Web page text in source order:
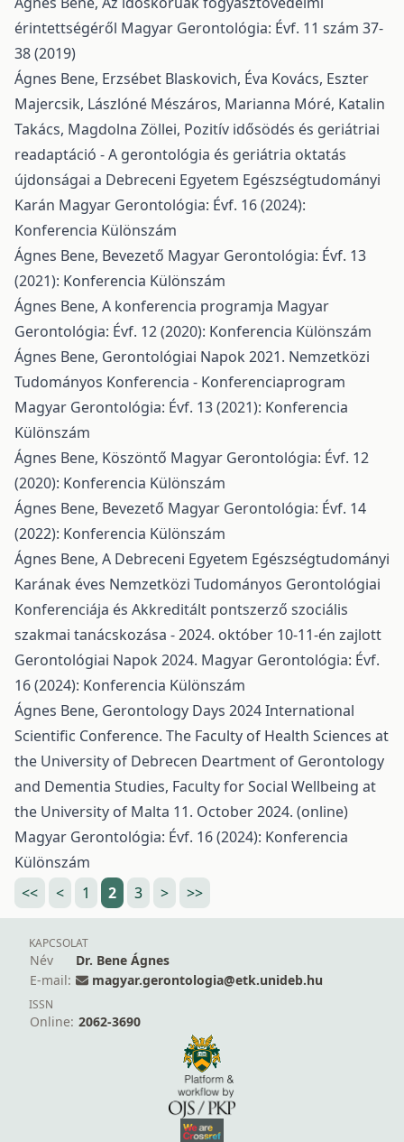
érintettségéről Magyar Gerontológia: Évf. 11 szám 37-
38 (2019)
Ágnes Bene, Erzsébet Blaskovich, Éva Kovács, Eszter
Majercsik, Lászlóné Mészáros, Marianna Móré, Katalin
Takács, Magdolna Zöllei, Pozitív idősödés és geriátriai
readaptáció - A gerontológia és geriátria oktatás
újdonságai a Debreceni Egyetem Egészségtudományi
Karán Magyar Gerontológia: Évf. 16 (2024):
Konferencia Különszám
Ágnes Bene, Bevezető Magyar Gerontológia: Évf. 13
(2021): Konferencia Különszám
Ágnes Bene, A konferencia programja Magyar
Gerontológia: Évf. 12 (2020): Konferencia Különszám
Ágnes Bene, Gerontológiai Napok 2021. Nemzetközi
Tudományos Konferencia - Konferenciaprogram
Magyar Gerontológia: Évf. 13 (2021): Konferencia
Különszám
Ágnes Bene, Köszöntő Magyar Gerontológia: Évf. 12
(2020): Konferencia Különszám
Ágnes Bene, Bevezető Magyar Gerontológia: Évf. 14
(2022): Konferencia Különszám
Ágnes Bene, A Debreceni Egyetem Egészségtudományi
Karának éves Nemzetközi Tudományos Gerontológiai
Konferenciája és Akkreditált pontszerző szociális
szakmai tanácskozása - 2024. október 10-11-én zajlott
Gerontológiai Napok 2024. Magyar Gerontológia: Évf.
16 (2024): Konferencia Különszám
Ágnes Bene, Gerontology Days 2024 International
Scientific Conference. The Faculty of Health Sciences at
the University of Debrecen Deartment of Gerontology
and Dementia Studies, Faculty for Social Wellbeing at
the University of Malta 11. October 2024. (online)
Magyar Gerontológia: Évf. 16 (2024): Konferencia
Különszám
<<
< 1 2 3 > >>
KAPCSOLAT
Név
Dr. Bene Ágnes
E-mail:
magyar.gerontologia@etk.unideb.hu
ISSN
Online: 2062-3690